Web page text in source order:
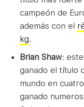
campeón de
además con el
kg.
Brian Shaw:
ganado el título
mundo en
ganado